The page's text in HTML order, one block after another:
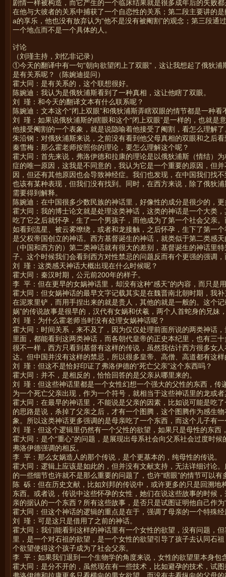
剧情一样被构造，而它产生的一个临床结果就是很多成年后的失败
在他与大彼者的关系中捕获了一个自恋性的关系；第二段主要讲的
a的享乐，他也没有放弃认为“他不是没有被阉割”的观念；第三段
一个地点而不是一个具体的人。
讨论
（刘瑾主持，刘忆非记录）
①今天的翻译中有一句“朝向欲望闭上了双眼”，这让我想起了俄狄
是有关系呢？（陈婉迪提问）
霍大同：是有关系的，这个联想很好。
陈婉迪：我认为是俄狄浦斯看到了一种真相，这让他瞎了双眼。
刘 瑾：和今天的翻译文本有什么联系呢？
陈婉迪：文本这个“闭上双眼”和俄狄浦斯弄瞎双眼的情节都是一种看
刘 瑾：如果说俄狄浦斯的瞎眼和这个“闭上双眼”是一样的，也就
他接受阉割的一个表象，就是说隐喻着他接受了阉割，看怎么理解了
朱沿钢：对俄狄浦斯来说，之前没有看到他父母真相的双眼和之后
秦雪梅：那么霍老师按照你的理论，要怎么理解这个呢？
霍大同：首先来说，弗洛伊德和拉康的理论是以俄狄浦斯（情结）
症的唯一原因，这我是不同意的，我认为它是一个重要的原因，但
因，但还有其他原因也会导致神经症。我们也发现，在中国我们找
也该有某种表现，但我们没有找到。同时，在西方来说，除了俄狄
需要得到解释。
陈婉迪：在中国很多少数民族的神话里，好像性的成分是很少的，
霍大同：我的博士论文就是处理这类神话，这类的神话是一个大类
吃了它之后就怀孕，生了一个男孩子，而他成为了第一个社会父亲
如看到流星、被云雾缭绕，或者和龙接触，之后怀孕，生下了第一
是父权帝国创立的神话。西方基督诞生的神话，就类似于第二类感
（中国和西方的）第二类神话就有很大的差别，基督诞生的神话里
子。这个时候我们会看到西方对性禁忌的问题反而有个更强的强调
刘 瑾：这类感天神话大概出现在什么时候呢？
霍大同：秦汉时期，公元前200年的样子。
李 平：但在更早的女娲神话里，却没有这种“感天”的内容，而只是
霍大同：但女娲神话的最早文字记载其实是在魏晋南北朝时期，我
在泥浆里铲，而用手捏出来的就是贵人，其他的就是一般的。这个
娲”的传说故事是很早的，汉代有女娲和伏羲，两个人首蛇身的兄
刘 瑾：为什么霍老师当时没有处理女娲神话呢？
霍大同：时间关系，来不及了，因为仅仅处理前面所说的两类神话
里面，都能看到这两类神话，而各朝代皇帝的正史本纪里，也有三
很不一样，西方只看到基督有这样的传说，虽然我估计西方很多女
达。但中国并没有这样的禁忌，所以很多皇帝、高僧、高道都有这
刘 瑾：但这不是恰好印证了弗洛伊德的“死亡父亲”这个东西吗？
霍大同：并不，是相反的，恰恰回答的是父亲从哪里来的。
刘 瑾：但这些神话里都是一个女性幻想一个强大的父性的东西，
为一个死亡父亲出现，作为一个符号，就相当于这些神话里的龙或
霍大同：在最早的神话里，不能说是父亲的因素，比如说可能是吃
的思路是说，杀掉了父亲之后，才有一个图腾，这个图腾作为感生
象。所以这类神话更多强调的是母亲吃了一个东西，而这个儿子有
刘 瑾：但这个逻辑里仍然有一个父性的欲望，如果只是母性的东
霍大同：是个“重心”的问题，是展现出母系社会向父系社会过度时
弗洛伊德强调的相反。
李 平：那么女娲造人的那个传说，是个更基本的，纯母性的传说。
霍大同：逻辑上应该是如此的，但并没有文献支持，无法详细讨论
的一些细节也许就不是那么重要的问题了，也许“瞎眼”的情节可以
陈 砾：但在历史文献，比如刘邦的传说中，或许更多的只是回溯
东西。或者说，传说中这些怀孕的女性，她们在说这些故事的时候
亲的据认的一个东西？所有这些故事，是否只是试图证明他自己作为
霍大同：但这个神话的逻辑的重点是在于，强调了母亲的一个特殊
刘 瑾：可是这只是借用了之前的神话。
霍大同：我们能看到这样的神话里有一个女性的欲望，没有问题，
里，是一个对石祖的欲望，是一个女性的欲望引导了孩子去认同石
个欲望使得这个孩子成为了社会父亲。
李 平：如果我们退到一个生物学的角度来说，女性的欲望里本身包
霍大同：是分不开的，虽然现在有一些技术，比如避孕的技术，试